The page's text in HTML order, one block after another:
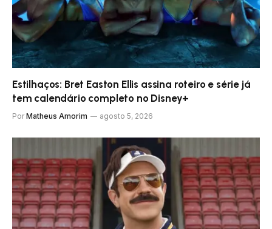
Estilhaços: Bret Easton Ellis assina roteiro e série já
tem calendário completo no Disney+
Por Matheus Amorim agosto 5, 2026